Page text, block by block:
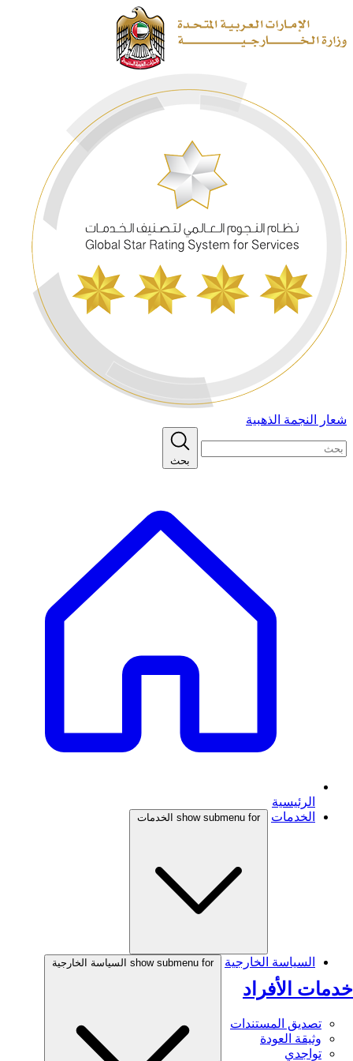
شعار النجمة الذهبية
بحث
الرئيسية
الخدمات
show submenu for الخدمات
خدمات الأفراد
تصديق المستندات
وثيقة العودة
تواجدي
السياسة الخارجية show submenu for السياسة الخارجية